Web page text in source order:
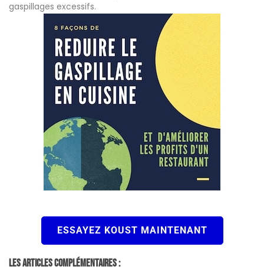
gaspillages excessifs.
ESSAYEZ KOUST MAINTENANT
Les Articles Complémentaires :